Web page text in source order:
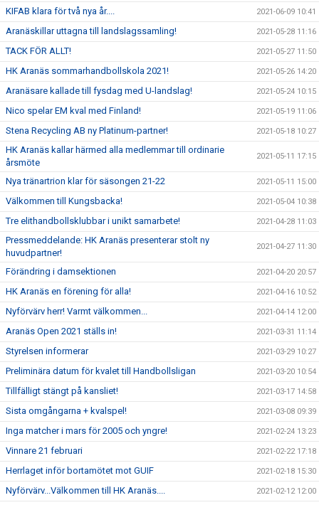
KIFAB klara för två nya år.... 2021-06-09 10:41
Aranäskillar uttagna till landslagssamling! 2021-05-28 11:16
TACK FÖR ALLT! 2021-05-27 11:50
HK Aranäs sommarhandbollskola 2021! 2021-05-26 14:20
Aranäsare kallade till fysdag med U-landslag! 2021-05-24 10:15
Nico spelar EM kval med Finland! 2021-05-19 11:06
Stena Recycling AB ny Platinum-partner! 2021-05-18 10:27
HK Aranäs kallar härmed alla medlemmar till ordinarie
årsmöte
2021-05-11 17:15
Nya tränartrion klar för säsongen 21-22 2021-05-11 15:00
Välkommen till Kungsbacka! 2021-05-04 10:38
Tre elithandbollsklubbar i unikt samarbete! 2021-04-28 11:03
Pressmeddelande: HK Aranäs presenterar stolt ny
huvudpartner!
2021-04-27 11:30
Förändring i damsektionen 2021-04-20 20:57
HK Aranäs en förening för alla! 2021-04-16 10:52
Nyförvärv herr! Varmt välkommen... 2021-04-14 12:00
Aranäs Open 2021 ställs in! 2021-03-31 11:14
Styrelsen informerar 2021-03-29 10:27
Preliminära datum för kvalet till Handbollsligan 2021-03-20 10:54
Tillfälligt stängt på kansliet! 2021-03-17 14:58
Sista omgångarna + kvalspel! 2021-03-08 09:39
Inga matcher i mars för 2005 och yngre! 2021-02-24 13:23
Vinnare 21 februari 2021-02-22 17:18
Herrlaget inför bortamötet mot GUIF 2021-02-18 15:30
Nyförvärv...Välkommen till HK Aranäs.... 2021-02-12 12:00